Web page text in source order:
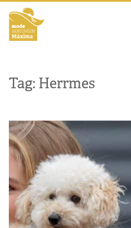
Tag: Herrmes